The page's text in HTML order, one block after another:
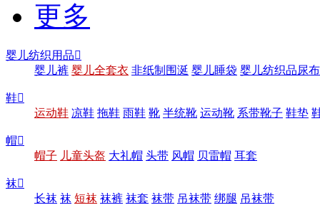
更多
婴儿纺织用品
婴儿裤 婴儿全套衣 非纸制围涎 婴儿睡袋 婴儿纺织品尿布
鞋
运动鞋 凉鞋 拖鞋 雨鞋 靴 半统靴 运动靴 系带靴子 鞋垫
帽
帽子 儿童头盔 大礼帽 头带 风帽 贝雷帽 耳套
袜
长袜 袜 短袜 袜裤 袜套 袜带 吊袜带 绑腿 吊袜带